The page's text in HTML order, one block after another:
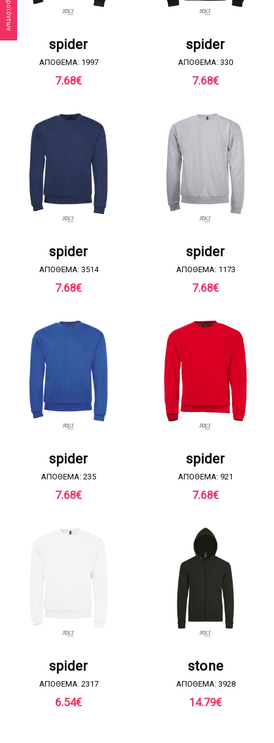
spider
ΑΠΟΘΕΜΑ: 1997
7.68€
spider
ΑΠΟΘΕΜΑ: 330
7.68€
spider
ΑΠΟΘΕΜΑ: 3514
7.68€
spider
ΑΠΟΘΕΜΑ: 1173
7.68€
spider
ΑΠΟΘΕΜΑ: 235
7.68€
spider
ΑΠΟΘΕΜΑ: 921
7.68€
spider
ΑΠΟΘΕΜΑ: 2317
6.54€
stone
ΑΠΟΘΕΜΑ: 3928
14.79€